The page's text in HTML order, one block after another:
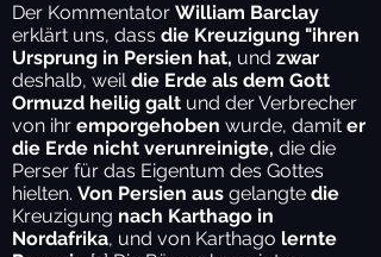
Der Kommentator William Barclay
erklärt uns, dass die Kreuzigung "ihren
Ursprung in Persien hat, und zwar
deshalb, weildie Erde als dem Gott
Ormuzd heilig galt und der Verbrecher
von ihr emporgehoben wurde, damit er
die Erde nicht verunreinigte, die die
Perser für das Eigentum des Gottes
hielten. Von Persien aus gelangte die
Kreuzigung nach Karthago in
Nordafrika, und von Karthago lernte